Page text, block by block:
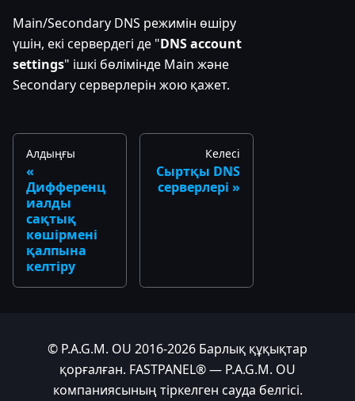
Main/Secondary DNS режимін өшіру
үшін, екі сервердегі де "DNS account
settings" ішкі бөлімінде Main және
Secondary серверлерін жою қажет.
Алдыңғы
Дифференц
иалды
сақтық
көшірмені
қалпына
келтіру
Келесі
Сыртқы DNS
серверлері
© P.A.G.M. OU 2016-2026 Барлық құқықтар
қорғалған. FASTPANEL® — P.A.G.M. OU
компаниясының тіркелген сауда белгісі.